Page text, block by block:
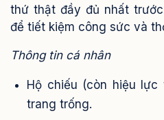
thứ thật đầy đủ nhất
để tiết kiệm công sức và
Thông tin cá nhân
Hộ chiếu (còn hiệu
trang trống.